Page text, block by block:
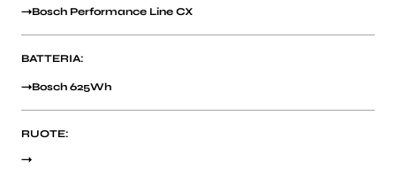
Bosch Performance Line CX
BATTERIA:
Bosch 625Wh
RUOTE: